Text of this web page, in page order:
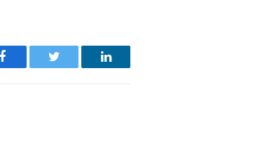
Facebook Twitter LinkedIn